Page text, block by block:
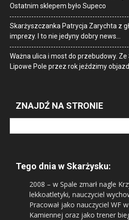
Ostatnim sklepem było Supeco
Skarżyszczanka Patrycja Zarychta z
imprezy. I to nie jedyny dobry news…
Ważna ulica i most do przebudowy.
Lipowe Pole przez rok jeździmy
ZNAJDŹ NA STRONIE
Tego dnia w Skarżysku:
2008 – w Spale zmarł nagle
lekkoatletyki, nauczyciel
Pracował jako nauczyciel WF
Kamiennej oraz jako trener